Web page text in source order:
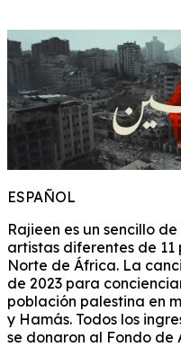
ESPAÑOL
Rajieen es un sencillo
artistas diferentes de 11
Norte de África. La
de 2023 para
población palestina en
y Hamás. Todos los
se donaron al Fondo de